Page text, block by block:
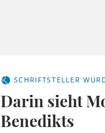
SCHRIFTSTELLER
Darin sieht
Benedikts